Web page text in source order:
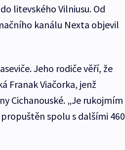
litevského Vilniusu. Od
kanálu Nexta objevil
Jeho rodiče věří, že
Franak Viačorka, jenž
Cichanouské. „Je rukojmím
spolu s dalšími 460